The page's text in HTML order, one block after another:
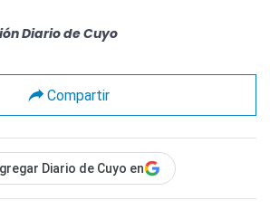
Diario de Cuyo
Compartir
Diario de Cuyo en